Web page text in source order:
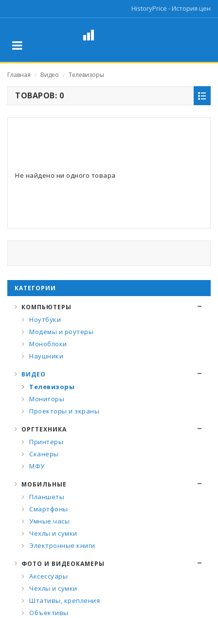
HistoryPrice - История цен
Главная / Видео / Телевизоры
ТОВАРОВ: 0
Не найдено ни одного товара
КАТЕГОРИИ
КОМПЬЮТЕРЫ
Ноутбуки
Модемы и роутеры
Моноблоки
Наушники
ВИДЕО
Телевизоры
Мониторы
Проекторы и экраны
ОРГТЕХНИКА
Принтеры
Сканеры
МФУ
МОБИЛЬНЫЕ
Планшеты
Смартфоны
Умные часы
Чехлы и сумки
Электронные книги
ФОТО И ВИДЕОКАМЕРЫ
Аксессуары
Чехлы и сумки
Штативы, крепления
Объективы